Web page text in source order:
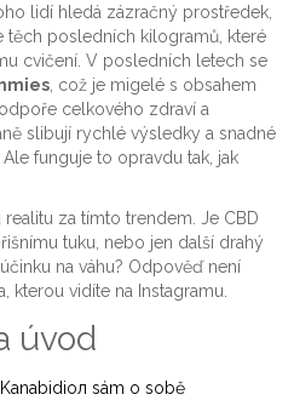
lidí hledá zázračný prostředek,
posledních kilogramů, které
cvičení. V posledních letech se
, což je migelé s obsahem
celkového zdraví a
slibují rychlé výsledky a snadné
funguje to opravdu tak, jak
za tímto trendem. Je CBD
tuku, nebo jen další drahý
na váhu? Odpověď není
kterou vidíte na Instagramu.
úvod
Kanabidioл sám o sobě